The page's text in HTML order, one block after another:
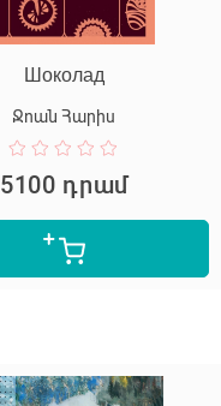
Шоколад
Ջոան Հարիս
5100 դրամ